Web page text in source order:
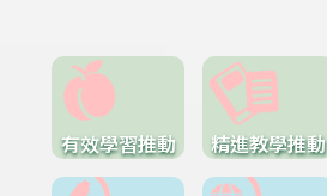
有效學習推動 精進教學推動